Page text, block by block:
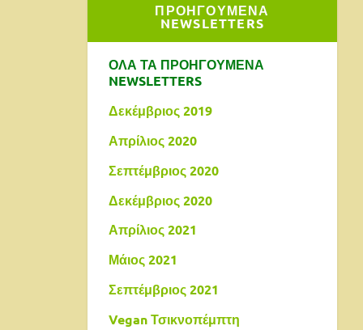
ΠΡΟΗΓΟΥΜΕΝΑ
NEWSLETTERS
ΟΛΑ ΤΑ ΠΡΟΗΓΟΥΜΕΝΑ
NEWSLETTERS
Δεκέμβριος 2019
Απρίλιος 2020
Σεπτέμβριος 2020
Δεκέμβριος 2020
Απρίλιος 2021
Μάιος 2021
Σεπτέμβριος 2021
Vegan Τσικνοπέμπτη